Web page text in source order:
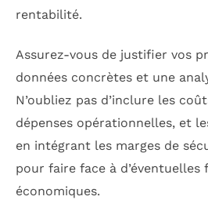
rentabilité.
Assurez-vous de justifier vos
données concrètes et une
N’oubliez pas d’inclure les
dépenses opérationnelles, et
en intégrant les marges de
pour faire face à
économiques.